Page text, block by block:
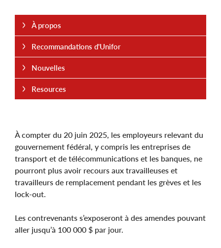
À compter du 20 juin 2025, les employeurs relevant du
gouvernement fédéral, y compris les entreprises de
transport et de télécommunications et les banques, ne
pourront plus avoir recours aux travailleuses et
travailleurs de remplacement pendant les grèves et les
lock-out.
Les contrevenants s’exposeront à des amendes pouvant
aller jusqu’à 100 000 $ par jour.
À propos
Recommandations d'Unifor
Nouvelles
Resources